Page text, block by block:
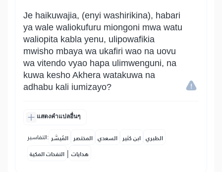
Je haikuwajia, (enyi washirikina), habari
ya wale waliokufuru miongoni mwa watu
waliopita kabla yenu, ulipowafikia
mwisho mbaya wa ukafiri wao na uovu
wa vitendo vyao hapa ulimwenguni, na
kuwa kesho Akhera watakuwa na
adhabu kali iumizayo?
แสดงคำแปลอื่นๆ
التفاسير: المُيسَّر المختصر السعدي ابن كثير الطبري
النفحات المكية | هدايات